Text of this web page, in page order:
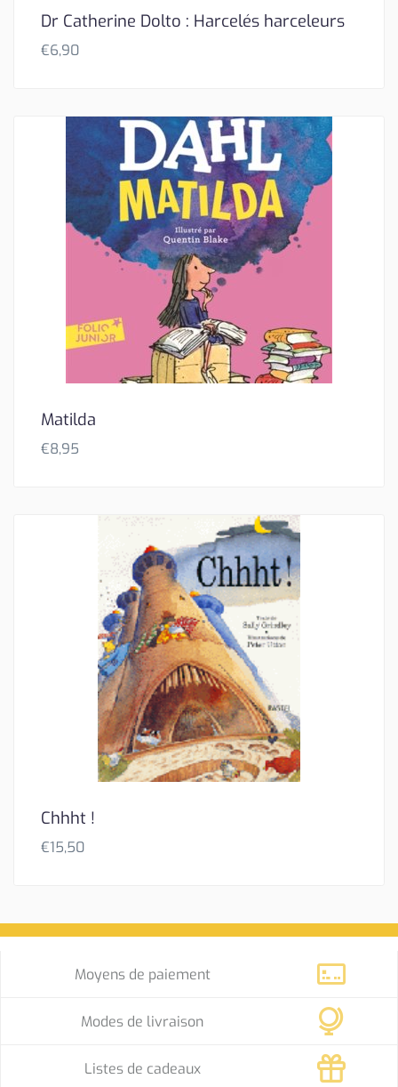
Dr Catherine Dolto : Harcelés harceleurs
€6,90
Matilda
€8,95
Chhht !
€15,50
Moyens de paiement
Modes de livraison
Listes de cadeaux